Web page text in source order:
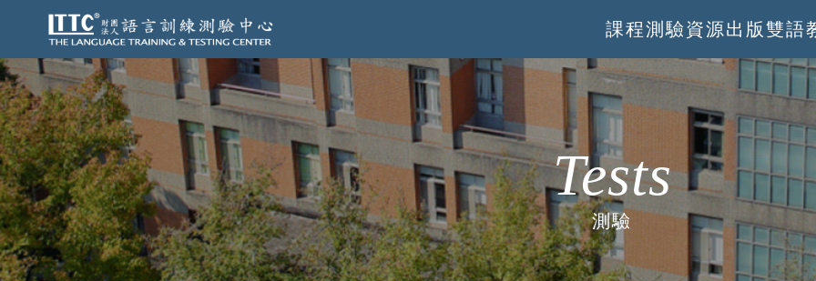
課程測驗資源出版雙語
Tests
測驗